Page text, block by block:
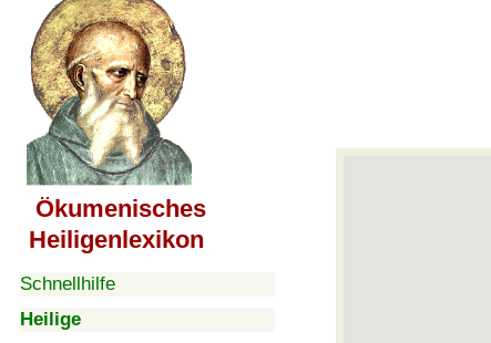
Ökumenisches
Heiligenlexikon
Schnellhilfe
Heilige